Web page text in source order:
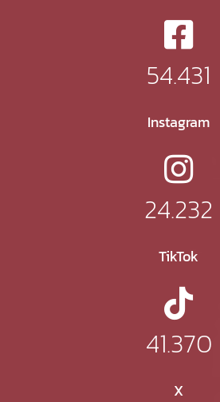
54.431
Instagram
24.232
TikTok
41.370
X